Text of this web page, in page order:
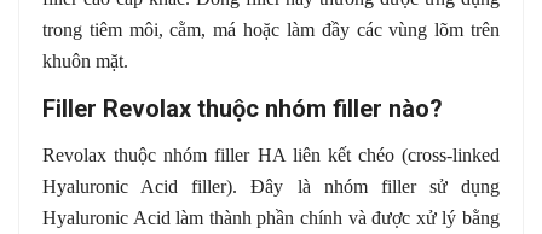
trong tiêm môi, cằm, má hoặc làm đầy các vùng lõm trên
khuôn mặt.
Filler Revolax thuộc nhóm filler nào?
Revolax thuộc nhóm filler HA liên kết chéo (cross-linked
Hyaluronic Acid filler). Đây là nhóm filler sử dụng
Hyaluronic Acid làm thành phần chính và được xử lý bằng